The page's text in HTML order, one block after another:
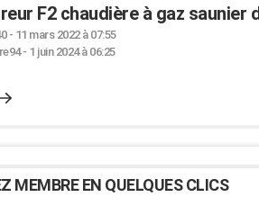
F2 chaudière à gaz saunier
- 11 mars 2022 à 07:55
- 1 juin 2024 à 06:25
MEMBRE EN QUELQUES CLICS